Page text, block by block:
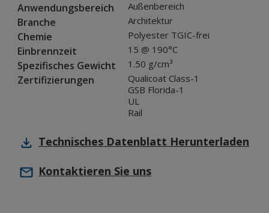
Anwendungsbereich Außenbereich
Branche Architektur
Chemie Polyester TGIC-frei
Einbrennzeit 15 @ 190°C
Spezifisches Gewicht 1.50 g/cm³
Zertifizierungen
Qualicoat Class-1
GSB Florida-1
UL
Rail
Technisches Datenblatt Herunterladen
Kontaktieren Sie uns